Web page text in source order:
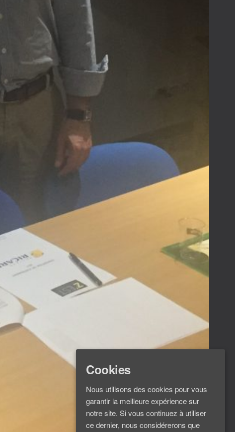
Cookies
Nous utilisons des cookies pour vous
garantir la meilleure expérience sur
notre site. Si vous continuez à utiliser
ce dernier, nous considérerons que